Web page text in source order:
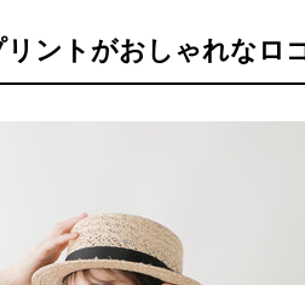
ントがおしゃれなロ